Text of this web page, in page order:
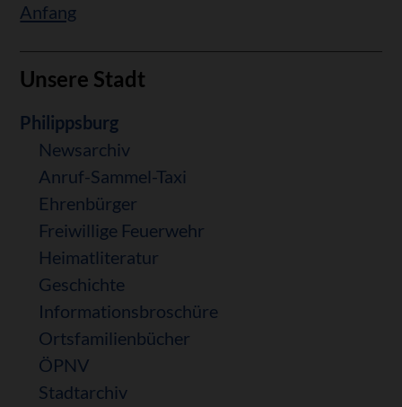
Unsere Stadt
Navigation
überspringen
Philippsburg
Newsarchiv
Anruf-Sammel-Taxi
Ehrenbürger
Freiwillige Feuerwehr
Heimatliteratur
Geschichte
Informationsbroschüre
Ortsfamilienbücher
ÖPNV
Stadtarchiv
Anfang